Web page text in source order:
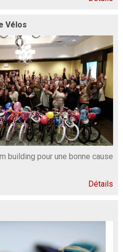
Vélos
building pour une bonne cause
Détails